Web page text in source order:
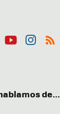
de...